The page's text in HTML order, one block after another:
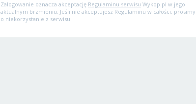
Zalogowanie oznacza akceptację Regulaminu serwisu Wykop.pl w jego
aktualnym brzmieniu. Jeśli nie akceptujesz Regulaminu w całości, prosimy
o niekorzystanie z serwisu.